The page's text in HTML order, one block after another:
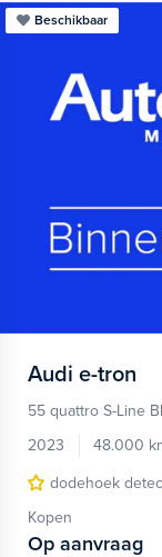
Beschikbaar
Audi e-tron
55 quattro S-Line
2023
48.000
dodehoek
Kopen
Op aanvraag